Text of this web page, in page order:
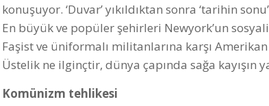
konuşuyor. ‘Duvar’ yıkıldıktan sonra ‘tarihin
En büyük ve popüler şehirleri Newyork’un
Faşist ve üniformalı militanlarına karşı
Üstelik ne ilginçtir, dünya çapında sağa kayışın
Komünizm tehlikesi